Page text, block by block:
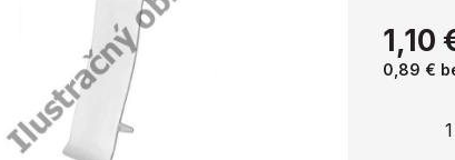
1,10
0,89 €
1